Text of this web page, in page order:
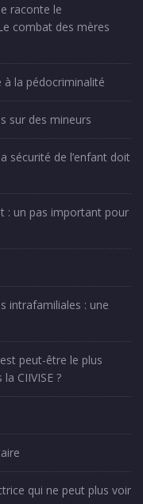
raconte le
combat des mères
à la pédocriminalité
sur des mineurs
sécurité de l’enfant doit
: un pas important pour
intrafamiliales : une
peut-être le plus
CIIVISE ?
qui ne peut plus voir